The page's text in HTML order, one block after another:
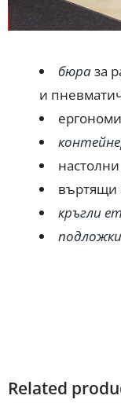
бюраза
и
въртящи
кръгли
подложки
Related